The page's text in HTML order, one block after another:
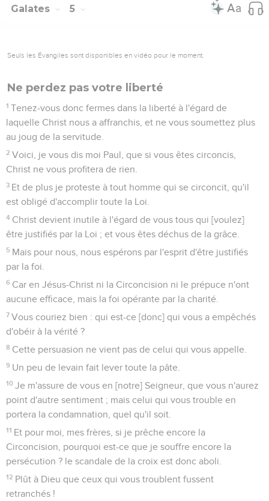
Galates 5
Seuls les Évangiles sont disponibles en vidéo pour le moment.
Ne perdez pas votre liberté
1 Tenez-vous donc fermes dans la liberté à l'égard de
laquelle Christ nous a affranchis, et ne vous soumettez plus
au joug de la servitude.
2 Voici, je vous dis moi Paul, que si vous êtes circoncis,
Christ ne vous profitera de rien.
3 Et de plus je proteste à tout homme qui se circoncit, qu'il
est obligé d'accomplir toute la Loi.
4 Christ devient inutile à l'égard de vous tous qui [voulez]
être justifiés par la Loi ; et vous êtes déchus de la grâce.
5 Mais pour nous, nous espérons par l'esprit d'être justifiés
par la foi.
6 Car en Jésus-Christ ni la Circoncision ni le prépuce n'ont
aucune efficace, mais la foi opérante par la charité.
7 Vous couriez bien : qui est-ce [donc] qui vous a empêchés
d'obéir à la vérité ?
8 Cette persuasion ne vient pas de celui qui vous appelle.
9 Un peu de levain fait lever toute la pâte.
10 Je m'assure de vous en [notre] Seigneur, que vous n'aurez
point d'autre sentiment ; mais celui qui vous trouble en
portera la condamnation, quel qu'il soit.
11 Et pour moi, mes frères, si je prêche encore la
Circoncision, pourquoi est-ce que je souffre encore la
persécution ? le scandale de la croix est donc aboli.
12 Plût à Dieu que ceux qui vous troublent fussent
retranchés !